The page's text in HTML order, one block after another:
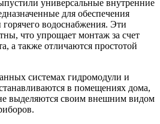
универсальные внутренние
для обеспечения
водоснабжения. Эти
что упрощает монтаж за счет
а также отличаются простотой
системах гидромодули и
в помещениях дома,
выделяются своим внешним видом